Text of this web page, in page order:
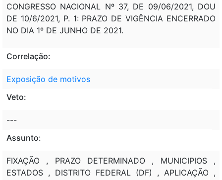
CONGRESSO NACIONAL Nº 37, DE 09/06/2021, DOU
DE 10/6/2021, P. 1: PRAZO DE VIGÊNCIA ENCERRADO
NO DIA 1º DE JUNHO DE 2021.
Correlação:
Exposição de motivos
Veto:
---
Assunto:
FIXAÇÃO , PRAZO DETERMINADO , MUNICIPIOS ,
ESTADOS , DISTRITO FEDERAL (DF) , APLICAÇÃO ,